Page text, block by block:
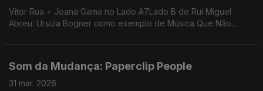
Vitor Rua + Joana Gama no Lado A7Lado B de Rui Miguel
Abreu. Ursula Bogner como exemplo de Música Que Não
Som da Mudança: Paperclip People
31 mar. 2026